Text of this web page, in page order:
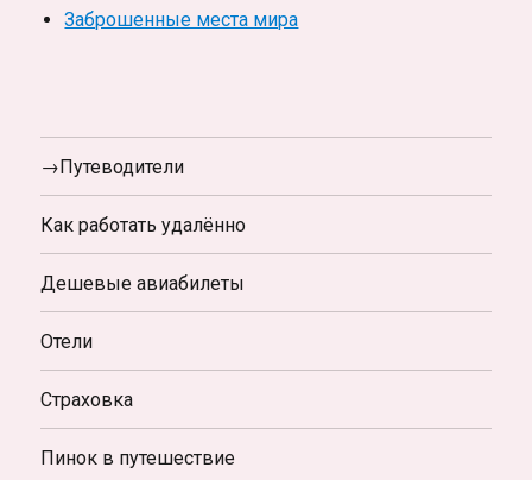
Заброшенные места мира
→Путеводители
Как работать удалённо
Дешевые авиабилеты
Отели
Страховка
Пинок в путешествие